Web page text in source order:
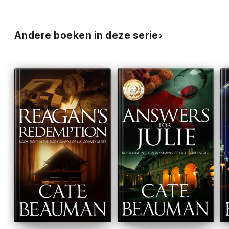
Andere boeken in deze serie